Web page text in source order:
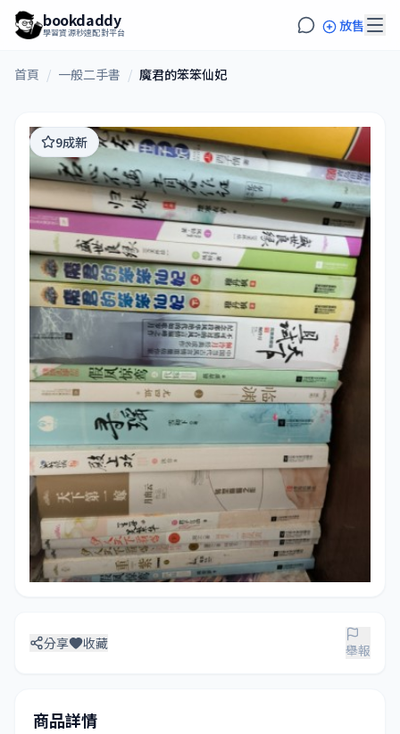
bookdaddy
學習資源秒速配對平台 放售
首頁 / 一般二手書 / 魔君的笨笨仙妃
9成新
分享 收藏 舉報
商品詳情